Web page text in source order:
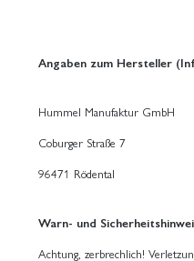
Angaben zum Hersteller
Hummel Manufaktur GmbH
Coburger Straße 7
96471 Rödental
Warn- und
Achtung, zerbrechlich!